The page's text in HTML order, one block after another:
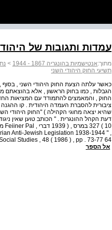
עמדות ותגובות של
מתוך:אנטישמיות בהונגריה 1867 - 1944 >
תשיעי החוק היהודי השני
הגבלות , כמו בחוק הראשון , אלא בהוצאתם
החוק , והמאמצים להתמודד עם המציאות
ציבורית להסברת העמדה היהודית . קו ההגנה
שהיא יצאה מחוגי הקהילה ) "החוק היהודי
Anti-Jewish Legislation 1938-1944 " ,
אל הספר